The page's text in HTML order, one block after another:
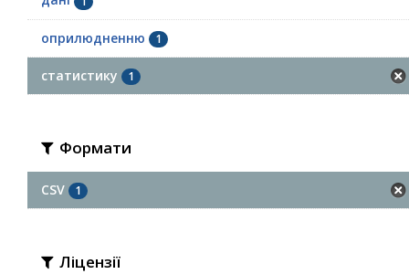
оприлюдненню 1
статистику 1
Формати
CSV 1
Ліцензії